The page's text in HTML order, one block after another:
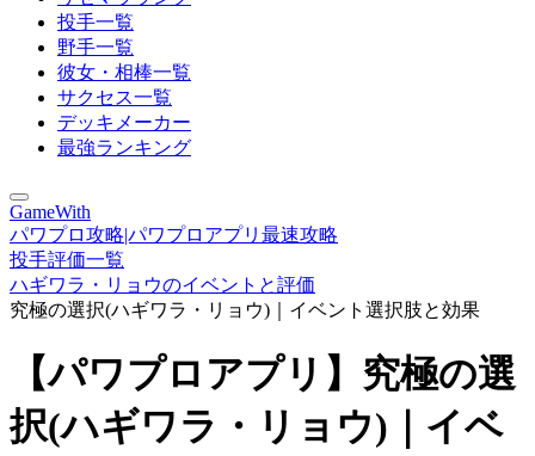
投手一覧
野手一覧
彼女・相棒一覧
サクセス一覧
デッキメーカー
最強ランキング
GameWith
パワプロ攻略|パワプロアプリ最速攻略
投手評価一覧
ハギワラ・リョウのイベントと評価
究極の選択(ハギワラ・リョウ)｜イベント選択肢と効果
【パワプロアプリ】究極の選
択(ハギワラ・リョウ)｜イベ